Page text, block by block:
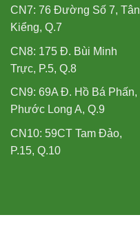
CN7: 76 Đường Số 7, Tân
Kiểng, Q.7
CN8: 175 Đ. Bùi Minh
Trực, P.5, Q.8
CN9: 69A Đ. Hồ Bá Phấn,
Phước Long A, Q.9
CN10: 59CT Tam Đảo,
P.15, Q.10